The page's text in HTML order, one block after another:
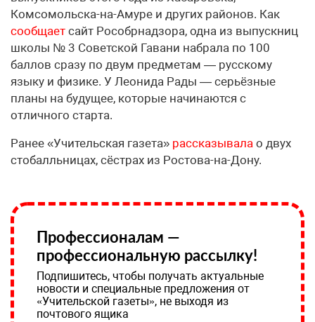
Комсомольска-на-Амуре и других районов. Как
сообщает сайт Рособрнадзора, одна из выпускниц
школы № 3 Советской Гавани набрала по 100
баллов сразу по двум предметам — русскому
языку и физике. У Леонида Рады — серьёзные
планы на будущее, которые начинаются с
отличного старта.
Ранее «Учительская газета» рассказывала о двух
стобалльницах, сёстрах из Ростова-на-Дону.
Профессионалам —
профессиональную рассылку!
Подпишитесь, чтобы получать актуальные
новости и специальные предложения от
«Учительской газеты», не выходя из
почтового ящика